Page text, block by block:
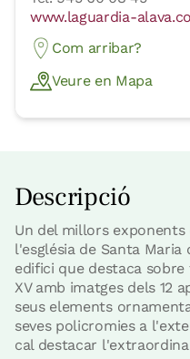
www.laguardia-
Com arribar?
Veure en Mapa
Descripció
Un del millors
l'església de Santa Maria
edifici que destaca
XV amb imatges dels 12
seus elements
seves policromies a
cal destacar